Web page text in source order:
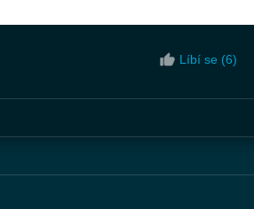
Líbí se (6)